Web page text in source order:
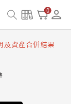
0
與資產合併申
及資產合併結果